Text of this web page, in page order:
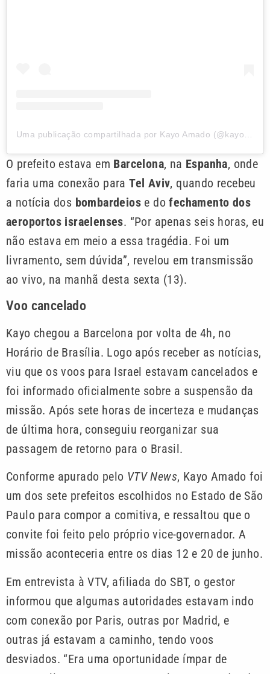
Uma publicação compartilhada por Kayo Amado (@kayoamado)
O prefeito estava em Barcelona, na Espanha, onde
faria uma conexão paraTel Aviv, quando recebeu
a notícia dos bombardeios e dofechamento dos
aeroportos israelenses. “Por apenas seis horas, eu
não estava em meio a essa tragédia. Foi um
livramento, sem dúvida”, revelou em transmissão
ao vivo, na manhã desta sexta (13).
Voo cancelado
Kayo chegou a Barcelona por volta de 4h, no
Horário de Brasília. Logo após receber as notícias,
viu que os voos para Israel estavam cancelados e
foi informado oficialmente sobre a suspensão da
missão. Após sete horas de incerteza e mudanças
de última hora, conseguiu reorganizar sua
passagem de retorno para o Brasil.
Conforme apurado pelo VTV News, Kayo Amado foi
um dos sete prefeitos escolhidos no Estado de São
Paulo para compor a comitiva, e ressaltou que o
convite foi feito pelo próprio vice-governador. A
missão aconteceria entre os dias 12 e 20 de junho.
Em entrevista à VTV, afiliada do SBT, o gestor
informou que algumas autoridades estavam indo
com conexão por Paris, outras por Madrid, e
outras já estavam a caminho, tendo voos
desviados. “Era uma oportunidade ímpar de